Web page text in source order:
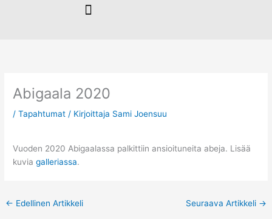
Abigaala 2020
/Tapahtumat / Kirjoittaja Sami Joensuu
Vuoden 2020 Abigaalassa palkittiin ansioituneita abeja. Lisää
kuviagalleriassa.
← Edellinen Artikkeli Seuraava Artikkeli →